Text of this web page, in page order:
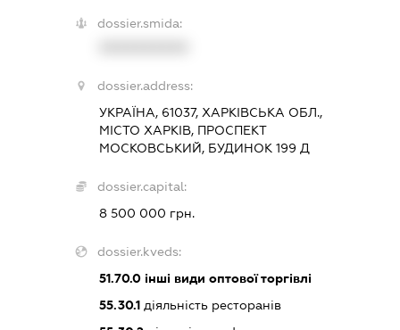
dossier.smida:
dossier.address:
УКРАЇНА, 61037, ХАРКІВСЬКА ОБЛ.,
МІСТО ХАРКІВ, ПРОСПЕКТ
МОСКОВСЬКИЙ, БУДИНОК 199 Д
dossier.capital:
8 500 000 грн.
dossier.kveds:
51.70.0інші види оптової торгівлі
55.30.1діяльність ресторанів